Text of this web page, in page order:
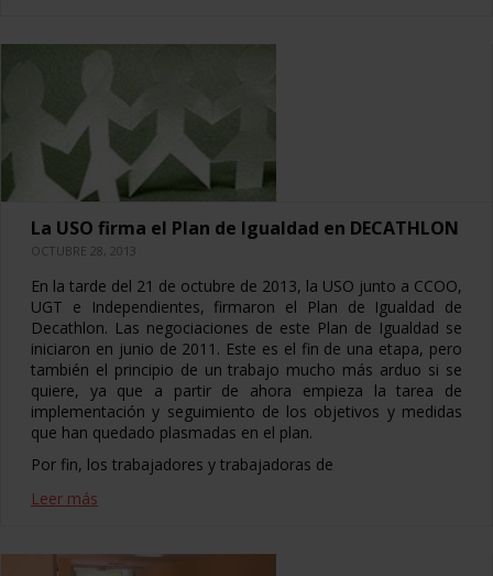
La USO firma el Plan de Igualdad en DECATHLON
OCTUBRE 28, 2013
En la tarde del 21 de octubre de 2013, la USO junto a CCOO,
UGT e Independientes, firmaron el Plan de Igualdad de
Decathlon. Las negociaciones de este Plan de Igualdad se
iniciaron en junio de 2011. Este es el fin de una etapa, pero
también el principio de un trabajo mucho más arduo si se
quiere, ya que a partir de ahora empieza la tarea de
implementación y seguimiento de los objetivos y medidas
que han quedado plasmadas en el plan.
Por fin, los trabajadores y trabajadoras de
Leer más